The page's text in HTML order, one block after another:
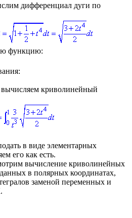
дифференциал дуги по
функцию:
криволинейный
в виде элементарных
его как есть.
вычисление криволинейных
в полярных координатах,
заменой переменных и